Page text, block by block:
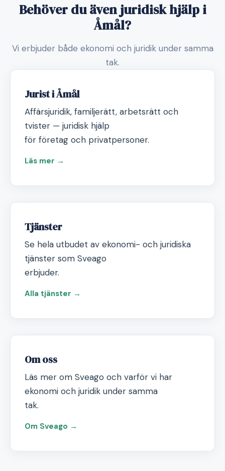
Behöver du även juridisk hjälp i
Åmål?
Vi erbjuder både ekonomi och juridik under samma
tak.
Jurist i Åmål
Affärsjuridik, familjerätt, arbetsrätt och
tvister — juridisk hjälp
för företag och privatpersoner.
Läs mer →
Tjänster
Se hela utbudet av ekonomi- och juridiska
tjänster som Sveago
erbjuder.
Alla tjänster →
Om oss
Läs mer om Sveago och varför vi har
ekonomi och juridik under samma
tak.
Om Sveago →